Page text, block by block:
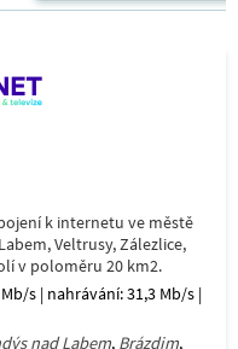
k internetu ve městě
Veltrusy, Zálezlice,
v poloměru 20 km2.
s | nahrávání: 31,3 Mb/s |
nad Labem, Brázdim,